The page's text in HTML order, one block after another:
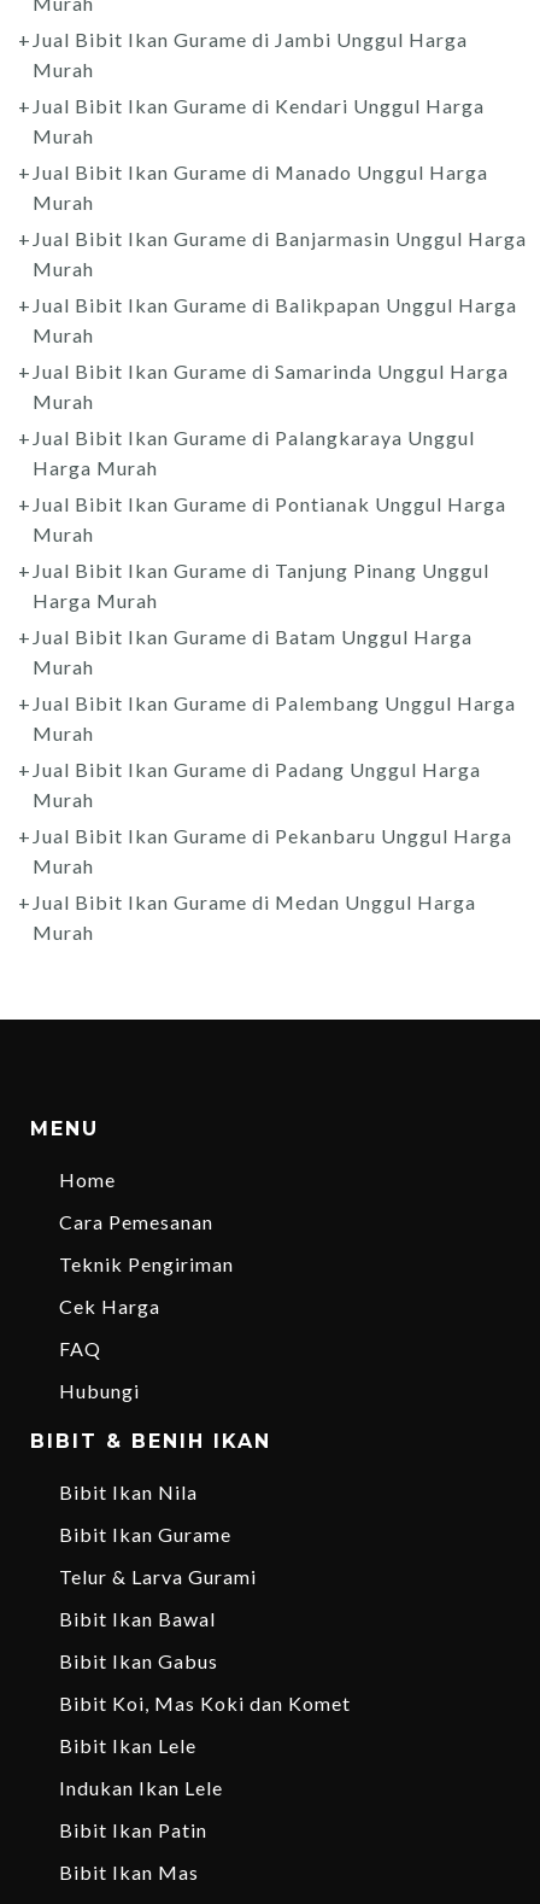
Jual Bibit Ikan Gurame di Jambi Unggul Harga
Murah
Jual Bibit Ikan Gurame di Kendari Unggul Harga
Murah
Jual Bibit Ikan Gurame di Manado Unggul Harga
Murah
Jual Bibit Ikan Gurame di Banjarmasin Unggul Harga
Murah
Jual Bibit Ikan Gurame di Balikpapan Unggul Harga
Murah
Jual Bibit Ikan Gurame di Samarinda Unggul Harga
Murah
Jual Bibit Ikan Gurame di Palangkaraya Unggul
Harga Murah
Jual Bibit Ikan Gurame di Pontianak Unggul Harga
Murah
Jual Bibit Ikan Gurame di Tanjung Pinang Unggul
Harga Murah
Jual Bibit Ikan Gurame di Batam Unggul Harga
Murah
Jual Bibit Ikan Gurame di Palembang Unggul Harga
Murah
Jual Bibit Ikan Gurame di Padang Unggul Harga
Murah
Jual Bibit Ikan Gurame di Pekanbaru Unggul Harga
Murah
Jual Bibit Ikan Gurame di Medan Unggul Harga
Murah
MENU
Home
Cara Pemesanan
Teknik Pengiriman
Cek Harga
FAQ
Hubungi
BIBIT & BENIH IKAN
Bibit Ikan Nila
Bibit Ikan Gurame
Telur & Larva Gurami
Bibit Ikan Bawal
Bibit Ikan Gabus
Bibit Koi, Mas Koki dan Komet
Bibit Ikan Lele
Indukan Ikan Lele
Bibit Ikan Patin
Bibit Ikan Mas